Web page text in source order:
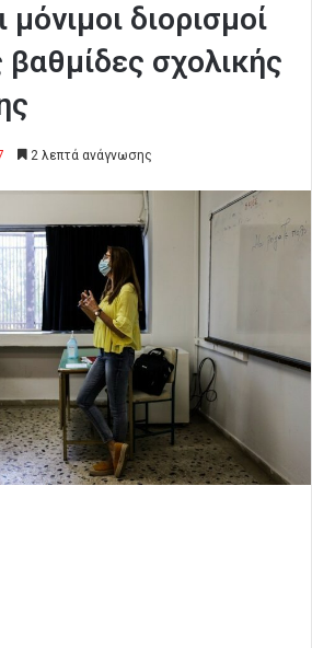
μόνιμοι διορισμοί
βαθμίδες σχολικής
2 λεπτά ανάγνωσης